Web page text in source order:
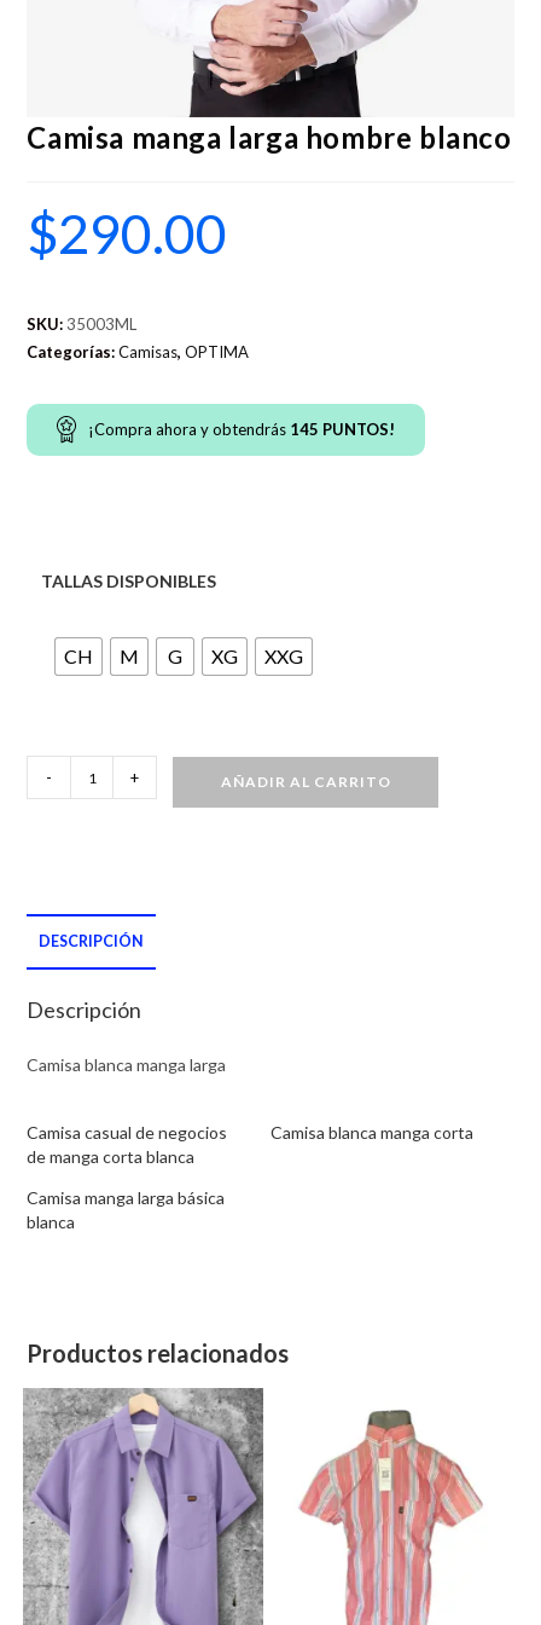
Camisa manga larga hombre blanco
$290.00
SKU: 35003ML
Categorías:Camisas,OPTIMA
¡Compra ahora y obtendrás 145 PUNTOS!
TALLAS DISPONIBLES
CH M G XG XXG
manga
cantidad
- + AÑADIR AL CARRITO
DESCRIPCIÓN
Descripción
Camisa blanca manga larga
Camisa casual de negocios
de manga corta blanca
Camisa blanca manga corta
Camisa manga larga básica
blanca
Productos relacionados